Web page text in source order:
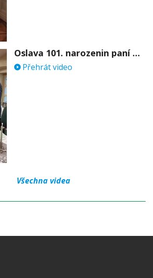
Oslava 101. narozenin paní Věry Skořepové
Přehrát video
Všechna videa